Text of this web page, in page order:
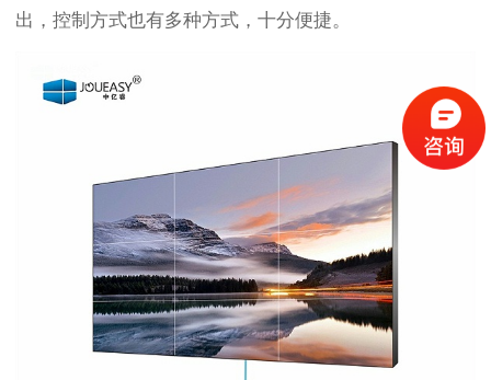
出，控制方式也有多种方式，十分便捷。